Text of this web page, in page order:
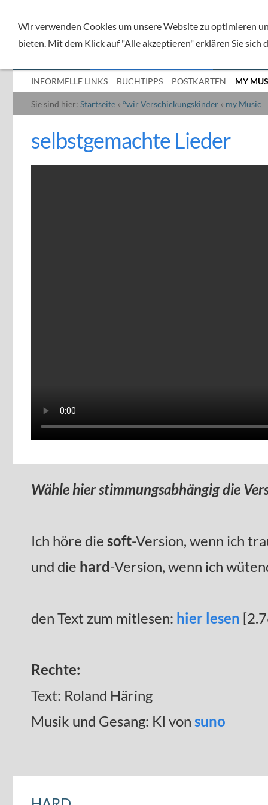
INFORMELLE LINKS BUCHTIPPS POSTKARTEN MY
Sie sind hier: Startseite »°wir Verschickungskinder » my Music
selbstgemachte Lieder
Wähle hier stimmungsabhängig die
Ich höre die soft-Version, wenn ich
und die hard-Version, wenn ich
den Text zum mitlesen: hier lesen
Rechte:
Text: Roland Häring
Musik und Gesang: KI von suno
Wir verwenden Cookies um unsere Website zu optimieren
bieten. Mit dem Klick auf "Alle akzeptieren" erklären Sie sich